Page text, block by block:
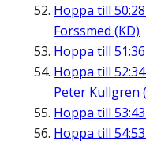
Hoppa till 50:28
Forssmed (KD)
Hoppa till 51:36
Hoppa till 52:34
Peter Kullgren
Hoppa till 53:43
Hoppa till 54:53